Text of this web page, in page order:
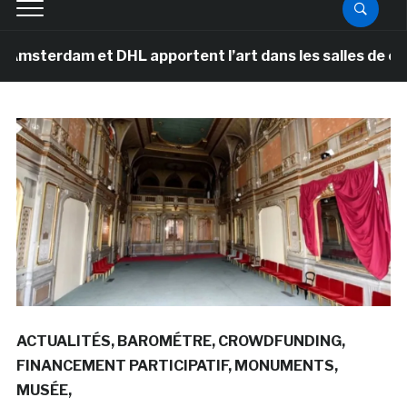
et DHL apportent l’art dans les salles de classe
ACTUALITÉS BAROMÉTRE CROWDFUNDING
FINANCEMENT PARTICIPATIF MONUMENTS
MUSÉE